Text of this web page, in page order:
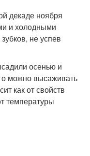
декаде ноября
и холодными
не успев
осенью и
можно высаживать
как от свойств
температуры